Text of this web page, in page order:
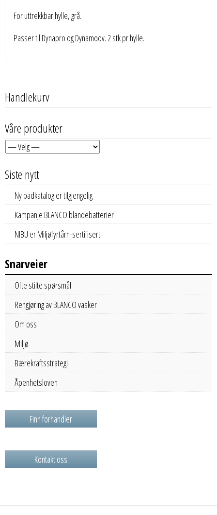
For uttrekkbar hylle, grå.
Passer til Dynapro og Dynamoov. 2 stk pr hylle.
Handlekurv
Våre produkter
Siste nytt
Ny badkatalog er tilgjengelig
Kampanje BLANCO blandebatterier
NIBU er Miljøfyrtårn-sertifisert
Snarveier
Ofte stilte spørsmål
Rengjøring av BLANCO vasker
Om oss
Miljø
Bærekraftsstrategi
Åpenhetsloven
Finn forhandler
Kontakt oss